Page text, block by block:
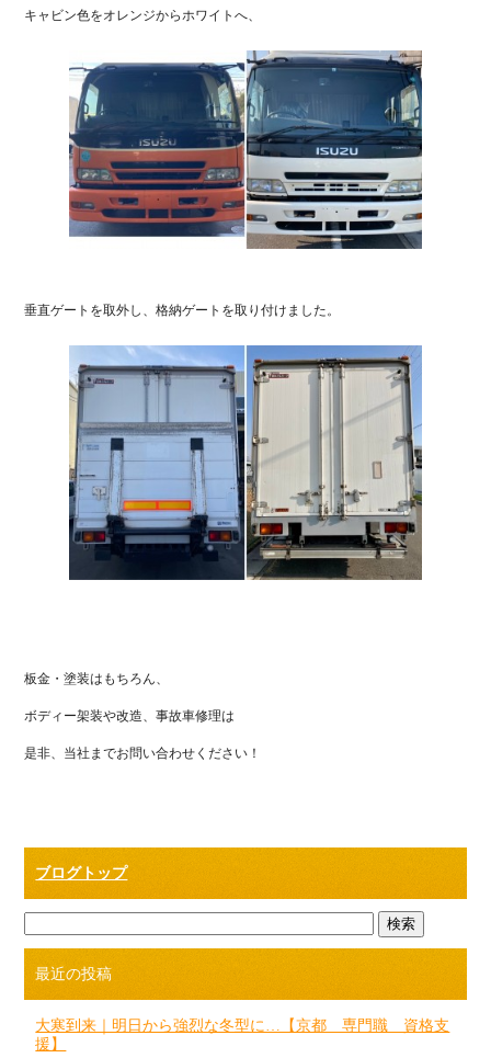
キャビン色をオレンジからホワイトへ、
垂直ゲートを取外し、格納ゲートを取り付けました。
板金・塗装はもちろん、
ボディー架装や改造、事故車修理は
是非、当社までお問い合わせください！
ブログトップ
最近の投稿
大寒到来｜明日から強烈な冬型に…【京都 専門職 資格支
援】